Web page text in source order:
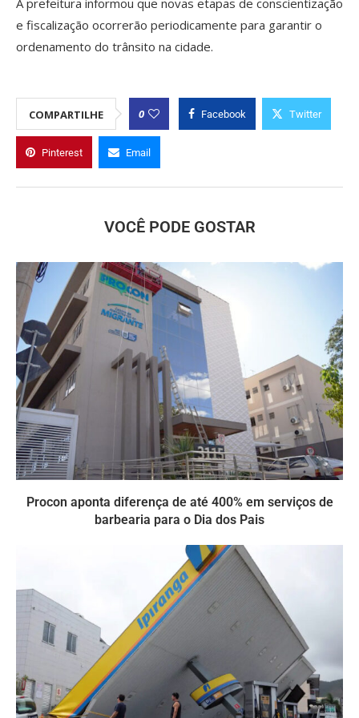
e fiscalização ocorrerão periodicamente para garantir o
ordenamento do trânsito na cidade.
COMPARTILHE 0 Facebook Twitter
Pinterest Email
VOCÊ PODE GOSTAR
Procon aponta diferença de até 400% em serviços de
barbearia para o Dia dos Pais